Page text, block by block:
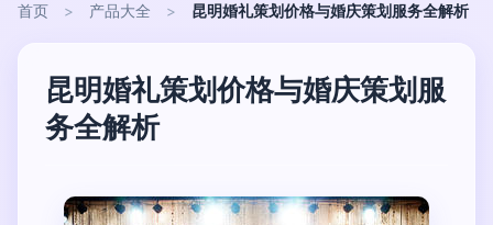
首页 > 产品大全 > 昆明婚礼策划价格与婚庆策划服务全解析
昆明婚礼策划价格与婚庆策划服
务全解析